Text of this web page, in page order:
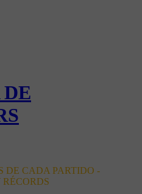
DE CADA PARTIDO -